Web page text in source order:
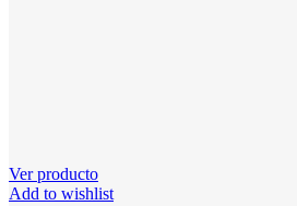
Ver producto
Add to wishlist